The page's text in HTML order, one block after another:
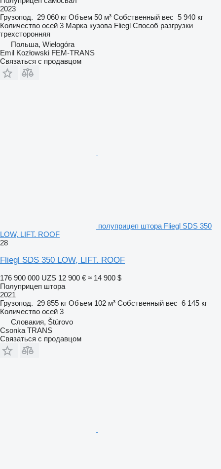
2023
Грузопод. 29 060 кг Объем 50 м³ Собственный вес 5 940 кг
Количество осей 3 Марка кузова Fliegl Способ разгрузки
трехсторонняя
Польша, Wielogóra
Emil Kozłowski FEM-TRANS
Связаться с продавцом
полуприцеп штора Fliegl SDS 350
LOW, LIFT. ROOF
28
Fliegl SDS 350 LOW, LIFT. ROOF
176 900 000 UZS 12 900 € ≈ 14 900 $
Полуприцеп штора
2021
Грузопод. 29 855 кг Объем 102 м³ Собственный вес 6 145 кг
Количество осей 3
Словакия, Štúrovo
Csonka TRANS
Связаться с продавцом